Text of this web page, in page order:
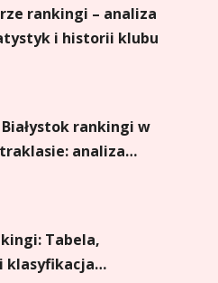
rankingi – analiza
i historii klubu
rankingi w
analiza
Tabela,
klasyfikacja